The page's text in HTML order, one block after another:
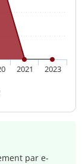
2021 2023
par e-